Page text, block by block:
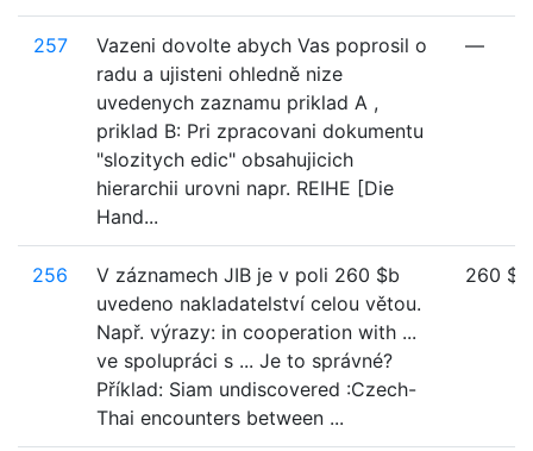
257
Vazeni dovolte abych Vas poprosil o
radu a ujisteni ohledně nize
uvedenych zaznamu priklad A ,
priklad B: Pri zpracovani dokumentu
"slozitych edic" obsahujicich
hierarchii urovni napr. REIHE [Die
Hand...
—
256
V záznamech JIB je v poli 260 $b
uvedeno nakladatelství celou větou.
Např. výrazy: in cooperation with ...
ve spolupráci s ... Je to správné?
Příklad: Siam undiscovered :Czech-
Thai encounters between ...
260 $b